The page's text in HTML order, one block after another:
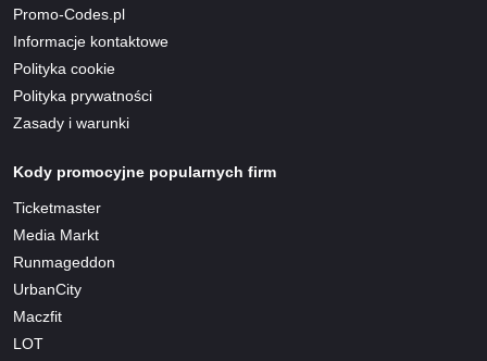
Promo-Codes.pl
Informacje kontaktowe
Polityka cookie
Polityka prywatności
Zasady i warunki
Kody promocyjne popularnych firm
Ticketmaster
Media Markt
Runmageddon
UrbanCity
Maczfit
LOT